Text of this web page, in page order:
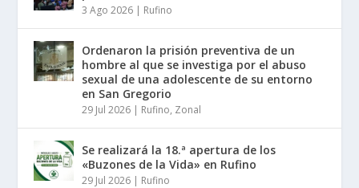
3 Ago 2026 | Rufino
Ordenaron la prisión preventiva de un
hombre al que se investiga por el abuso
sexual de una adolescente de su entorno
en San Gregorio
29 Jul 2026 | Rufino, Zonal
Se realizará la 18.ª apertura de los
«Buzones de la Vida» en Rufino
29 Jul 2026 | Rufino